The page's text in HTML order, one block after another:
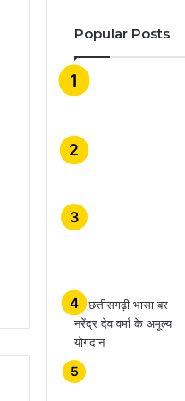
Popular Posts